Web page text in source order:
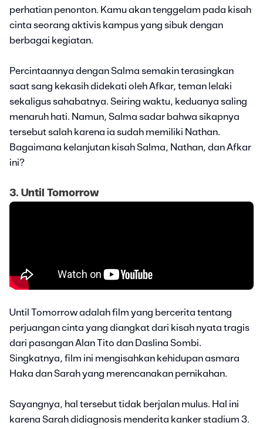
perhatian penonton. Kamu akan tenggelam pada kisah
cinta seorang aktivis kampus yang sibuk dengan
berbagai kegiatan.
Percintaannya dengan Salma semakin terasingkan
saat sang kekasih didekati oleh Afkar, teman lelaki
sekaligus sahabatnya. Seiring waktu, keduanya saling
menaruh hati. Namun, Salma sadar bahwa sikapnya
tersebut salah karena ia sudah memiliki Nathan.
Bagaimana kelanjutan kisah Salma, Nathan, dan Afkar
ini?
3. Until Tomorrow
Until Tomorrow adalah film yang bercerita tentang
perjuangan cinta yang diangkat dari kisah nyata tragis
dari pasangan Alan Tito dan Daslina Sombi.
Singkatnya, film ini mengisahkan kehidupan asmara
Haka dan Sarah yang merencanakan pernikahan.
Sayangnya, hal tersebut tidak berjalan mulus. Hal ini
karena Sarah didiagnosis menderita kanker stadium 3.